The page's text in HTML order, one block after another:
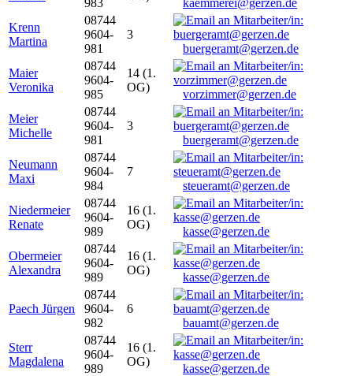
Krenn
Martina
08744
9604-
981
3
buergeramt@gerzen.de
Maier
Veronika
08744
9604-
985
14 (1.
OG)
vorzimmer@gerzen.de
Meier
Michelle
08744
9604-
981
3
buergeramt@gerzen.de
Neumann
Maxi
08744
9604-
984
7
steueramt@gerzen.de
Niedermeier
Renate
08744
9604-
989
16 (1.
OG)
kasse@gerzen.de
Obermeier
Alexandra
08744
9604-
989
16 (1.
OG)
kasse@gerzen.de
Paech Jürgen
08744
9604-
982
6
bauamt@gerzen.de
Sterr
Magdalena
08744
9604-
989
16 (1.
OG)
kasse@gerzen.de